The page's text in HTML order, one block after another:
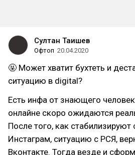
Султан Таишев
Офтоп 20.04.2020
🤬 Может хватит бухтеть и
ситуацию в digital?
Есть инфа от знающего
онлайне скоро ожидаются
После того, как стабилизируют
Инстаграм, ситуацию с РСЯ,
Вконтакте. Тогда везде и